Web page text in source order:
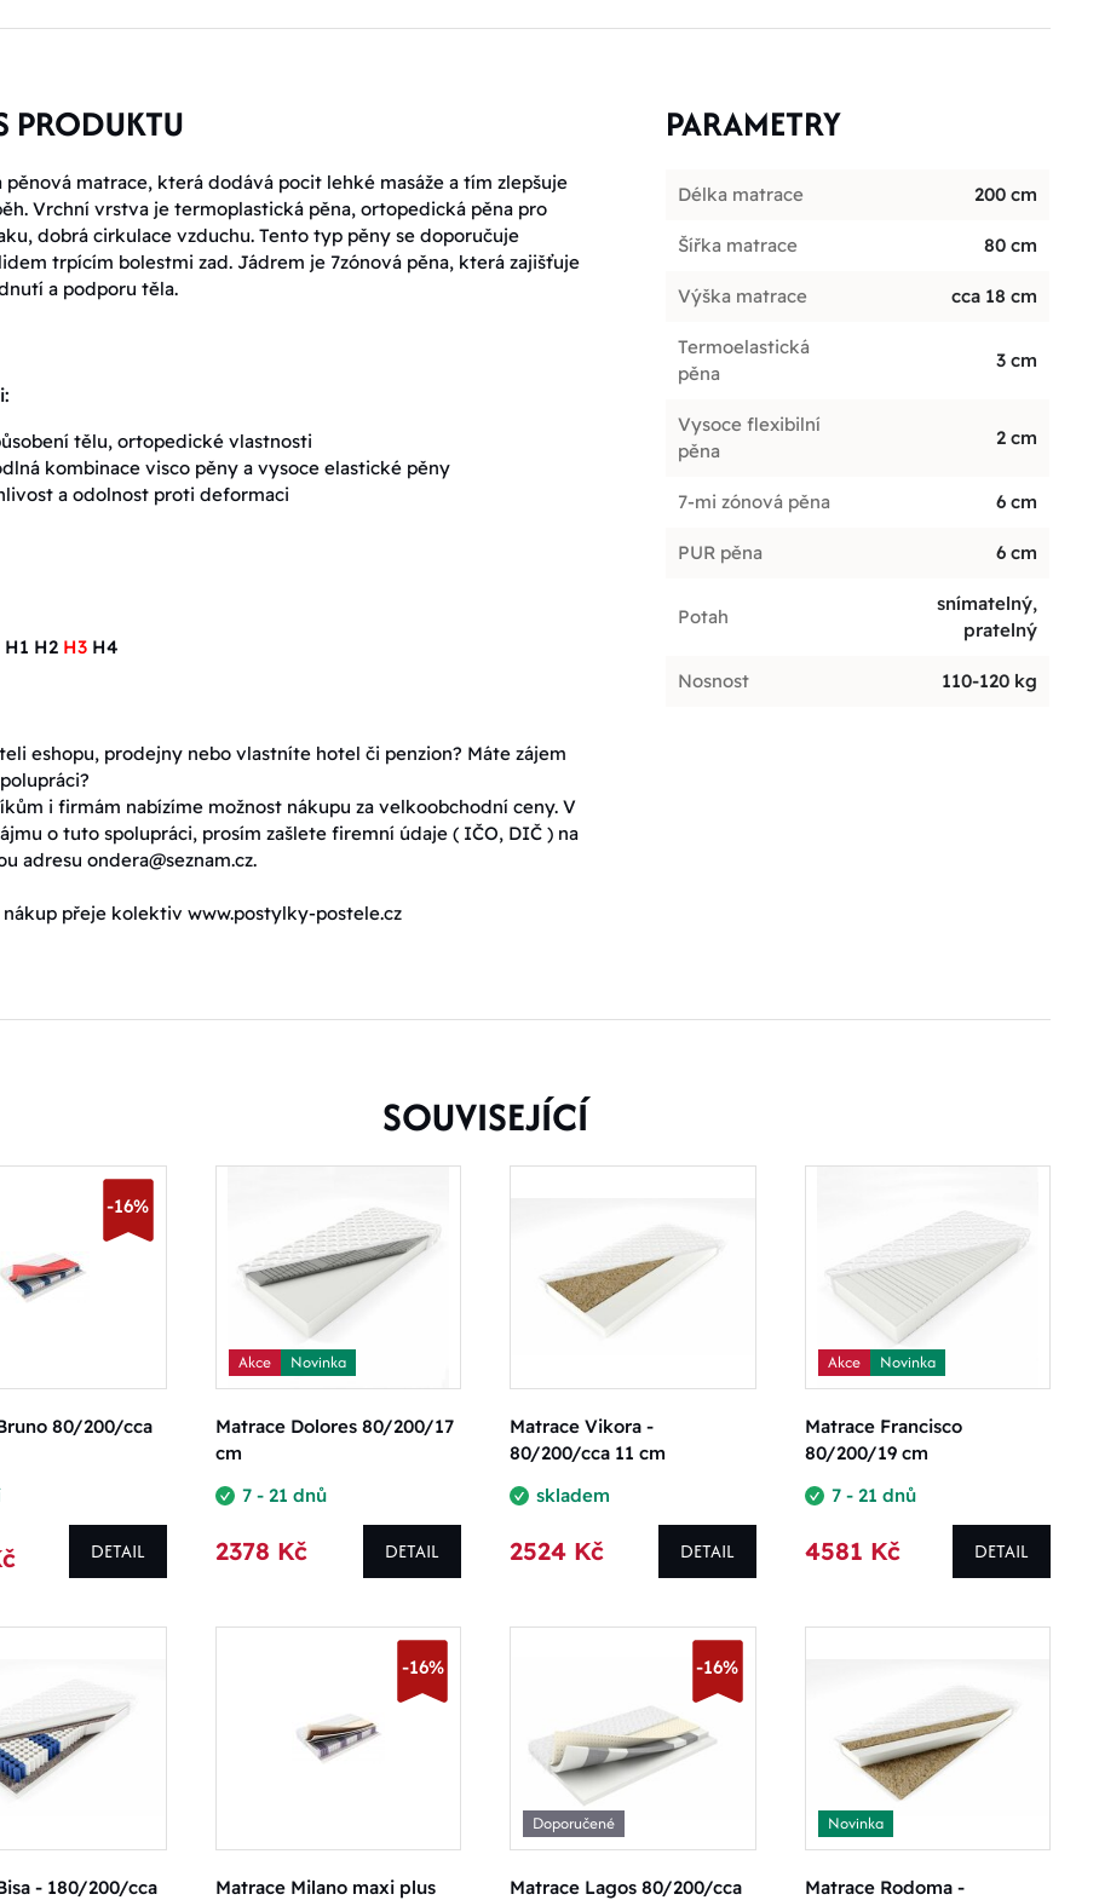
PRODUKTU
pěnová matrace, která dodává pocit lehké masáže a tím zlepšuje
Vrchní vrstva je termoplastická pěna, ortopedická pěna pro
dobrá cirkulace vzduchu. Tento typ pěny se doporučuje
trpícím bolestmi zad. Jádrem je 7zónová pěna, která zajišťuje
a podporu těla.
tělu, ortopedické vlastnosti
kombinace visco pěny a vysoce elastické pěny
a odolnost proti deformaci
H2 H3 H4
eshopu, prodejny nebo vlastníte hotel či penzion? Máte zájem
i firmám nabízíme možnost nákupu za velkoobchodní ceny. V
o tuto spolupráci, prosím zašlete firemní údaje ( IČO, DIČ ) na
adresu ondera@seznam.cz.
přeje kolektiv www.postylky-postele.cz
PARAMETRY
Délka matrace 200 cm
Šířka matrace 80 cm
Výška matrace cca 18 cm
Termoelastická
pěna
3 cm
Vysoce flexibilní
pěna
2 cm
7-mi zónová pěna 6 cm
PUR pěna 6 cm
Potah
snímatelný,
pratelný
Nosnost 110-120 kg
SOUVISEJÍCÍ
-16%
80/200/cca
DETAIL
Akce Novinka
Matrace Dolores 80/200/17
cm
7 - 21 dnů
2378 Kč DETAIL
Matrace Vikora -
80/200/cca 11 cm
skladem
2524 Kč DETAIL
Akce Novinka
Matrace Francisco
80/200/19 cm
7 - 21 dnů
4581 Kč DETAIL
- 180/200/cca
-16%
Matrace Milano maxi plus
Doporučené
-16%
Matrace Lagos 80/200/cca
Novinka
Matrace Rodoma -